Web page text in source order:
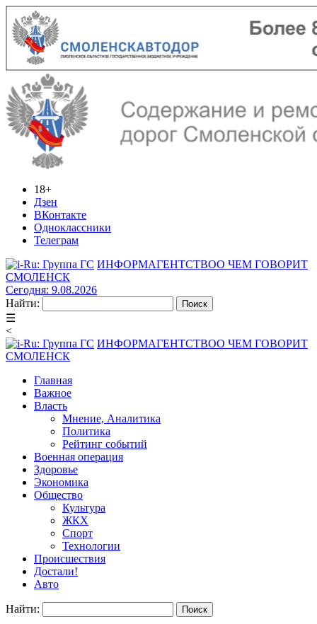
18+
Дзен
ВКонтакте
Одноклассники
Телеграм
ИНФОРМАГЕНТСТВОО ЧЕМ ГОВОРИТ
СМОЛЕНСК
Сегодня: 9.08.2026
Найти:
☰
<
ИНФОРМАГЕНТСТВОО ЧЕМ ГОВОРИТ
СМОЛЕНСК
Главная
Важное
Власть
Мнение, Аналитика
Политика
Рейтинг событий
Военная операция
Здоровье
Экономика
Общество
Культура
ЖКХ
Спорт
Технологии
Происшествия
Достали!
Авто
Найти: